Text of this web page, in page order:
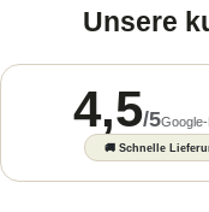
Unsere
4,5/5
🚚 Schnelle